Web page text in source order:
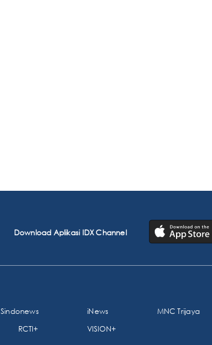
Download Aplikasi IDX Channel
Sindonews iNews
MNC Trijaya
RCTI+ VISION+